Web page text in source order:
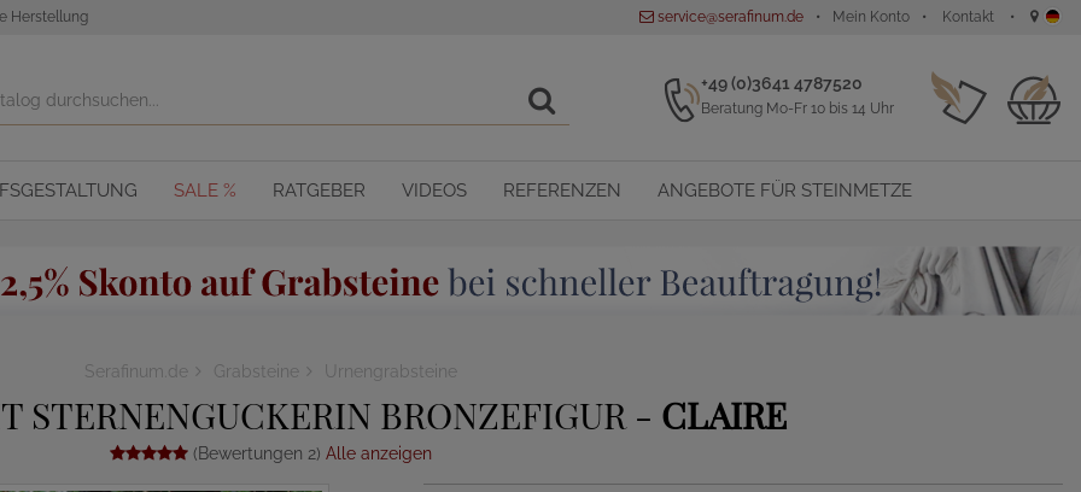
Herstellung service@serafinum.de Mein Konto Kontakt
+49 (0)3641 4787520
Beratung Mo-Fr 10 bis 14 Uhr
SALE % RATGEBER VIDEOS REFERENZEN ANGEBOTE FÜR STEINMETZE
Serafinum.de Grabsteine Urnengrabsteine
STERNENGUCKERIN BRONZEFIGUR - CLAIRE
(Bewertungen 2) Alle anzeigen